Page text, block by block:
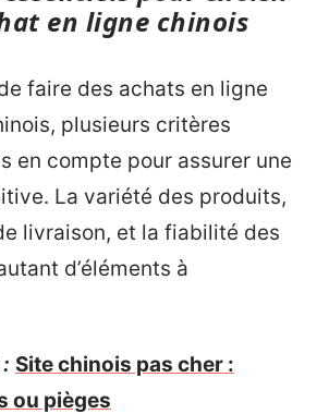
en ligne chinois
faire des achats en ligne
plusieurs critères
en compte pour assurer une
La variété des produits,
livraison, et la fiabilité des
d’éléments à
Site chinois pas cher :
ou pièges